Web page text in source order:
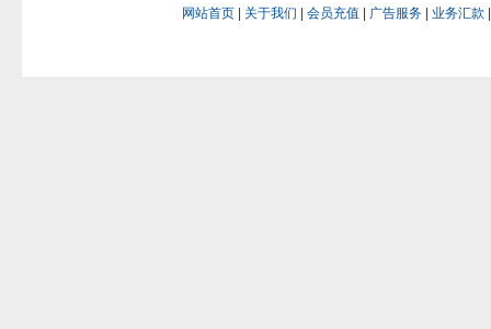
网站首页 关于我们 会员充值 广告服务 业务汇款